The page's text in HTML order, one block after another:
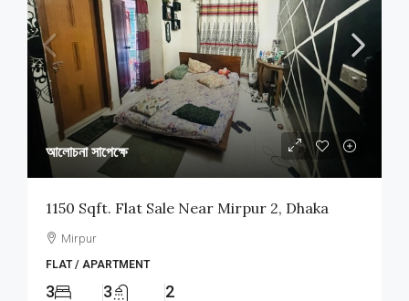
আলোচনা সাপেক্ষে
1150 Sqft. Flat Sale Near Mirpur 2, Dhaka
Mirpur
FLAT / APARTMENT
3 3 2